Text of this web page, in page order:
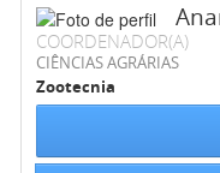
COORDENADOR(A)
CIÊNCIAS AGRÁRIAS
Zootecnia